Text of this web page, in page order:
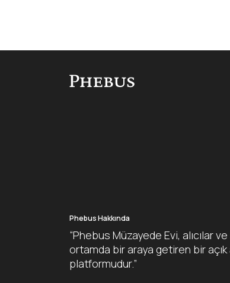
Phebus Hakkında
“Phebus Müzayede Evi, alıcılar ve
ortamda bir araya getiren bir açık
platformudur.”